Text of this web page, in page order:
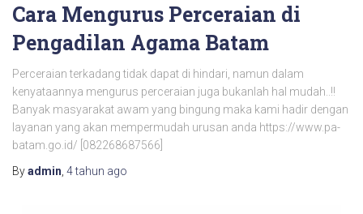
Cara Mengurus Perceraian di
Pengadilan Agama Batam
Perceraian terkadang tidak dapat di hindari, namun dalam
kenyataannya mengurus perceraian juga bukanlah hal mudah..!!
Banyak masyarakat awam yang bingung maka kami hadir dengan
layanan yang akan mempermudah urusan anda https://www.pa-
batam.go.id/ [082268687566]
Byadmin, 4 tahun ago